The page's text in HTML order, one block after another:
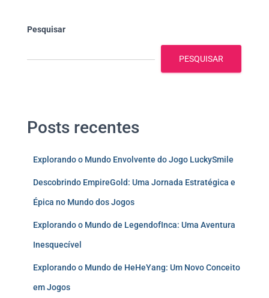
Pesquisar
PESQUISAR
Posts recentes
Explorando o Mundo Envolvente do Jogo LuckySmile
Descobrindo EmpireGold: Uma Jornada Estratégica e
Épica no Mundo dos Jogos
Explorando o Mundo de LegendofInca: Uma Aventura
Inesquecível
Explorando o Mundo de HeHeYang: Um Novo Conceito
em Jogos